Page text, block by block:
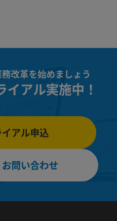
改革を始めましょう
アル実施中！
アル申込
問い合わせ